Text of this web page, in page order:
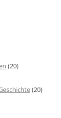
(20)
(20)